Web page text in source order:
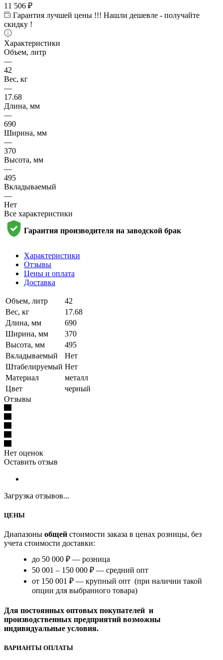
11 506 ₽
Гарантия лучшей цены !!! Нашли дешевле - получайте
скидку !
Характеристики
Объем, литр
—
42
Вес, кг
—
17.68
Длина, мм
—
690
Ширина, мм
—
370
Высота, мм
—
495
Вкладываемый
—
Нет
Все характеристики
Гарантия производителя на заводской брак
Характеристики
Отзывы
Цены и оплата
Доставка
Объем, литр
42
Вес, кг
17.68
Длина, мм
690
Ширина, мм
370
Высота, мм
495
Вкладываемый
Нет
Штабелируемый Нет
Материал
металл
Цвет
черный
Отзывы
Нет оценок
Оставить отзыв
Загрузка отзывов...
ЦЕНЫ
Диапазоны общей стоимости заказа в ценах розницы, без
учета стоимости доставки:
до 50 000 ₽ — розница
50 001 – 150 000 ₽ — средний опт
от 150 001 ₽ — крупный опт (при наличии такой
опции для выбранного товара)
Для постоянных оптовых покупателей и
производственных предприятий возможны
индивидуальные условия.
ВАРИАНТЫ ОПЛАТЫ